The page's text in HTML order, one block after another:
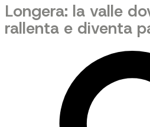
Longera: la valle
rallenta e diventa